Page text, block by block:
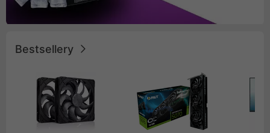
Bestsellery